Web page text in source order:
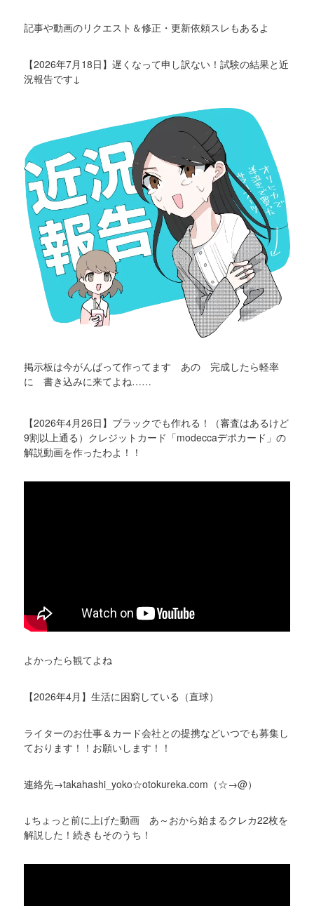
記事や動画のリクエスト＆修正・更新依頼スレもあるよ
【2026年7月18日】遅くなって申し訳ない！試験の結果と近
況報告です↓
掲示板は今がんばって作ってます あの 完成したら軽率
に 書き込みに来てよね……
【2026年4月26日】ブラックでも作れる！（審査はあるけど
9割以上通る）クレジットカード「modeccaデポカード」の
解説動画を作ったわよ！！
よかったら観てよね
【2026年4月】生活に困窮している（直球）
ライターのお仕事＆カード会社との提携などいつでも募集し
ております！！お願いします！！
連絡先→takahashi_yoko☆otokureka.com（☆→@）
↓ちょっと前に上げた動画 あ～おから始まるクレカ22枚を
解説した！続きもそのうち！